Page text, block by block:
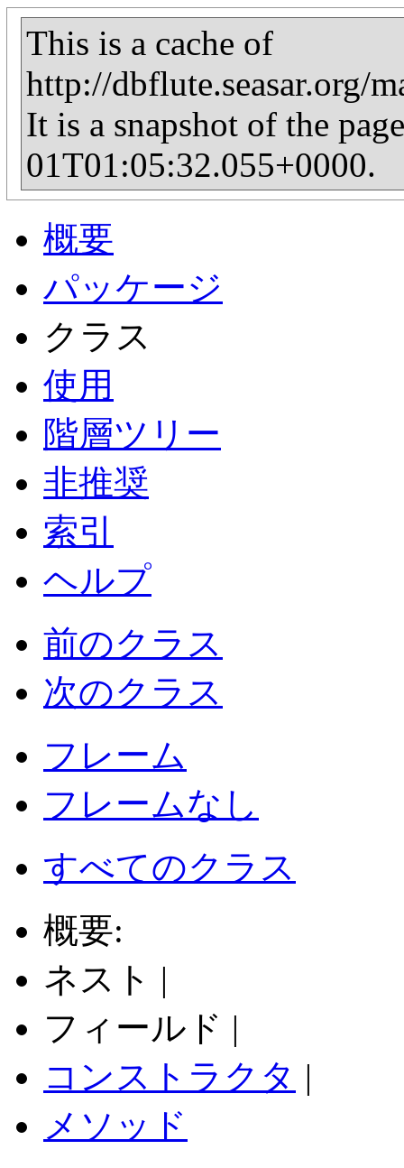
This is a cache of
http://dbflute.seasar.org/
It is a snapshot of the
01T01:05:32.055+0000.
概要
パッケージ
クラス
使用
階層ツリー
非推奨
索引
ヘルプ
前のクラス
次のクラス
フレーム
フレームなし
すべてのクラス
概要:
ネスト |
フィールド |
コンストラクタ |
メソッド